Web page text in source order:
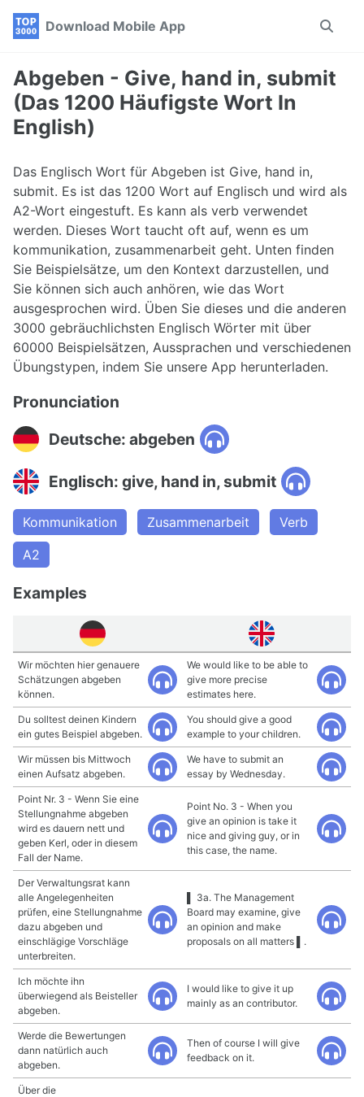
Skip
navigation
Skip
Skip
Download Mobile App
Toggle
Abgeben - Give, hand in, submit
(Das 1200 Häufigste Wort In
English)
Das Englisch Wort für Abgeben ist Give, hand in,
submit. Es ist das 1200 Wort auf Englisch und wird als
A2-Wort eingestuft. Es kann als verb verwendet
werden. Dieses Wort taucht oft auf, wenn es um
kommunikation, zusammenarbeit geht. Unten finden
Sie Beispielsätze, um den Kontext darzustellen, und
Sie können sich auch anhören, wie das Wort
ausgesprochen wird. Üben Sie dieses und die anderen
3000 gebräuchlichsten Englisch Wörter mit über
60000 Beispielsätzen, Aussprachen und verschiedenen
Übungstypen, indem Sie unsere App herunterladen.
Pronunciation
Deutsche: abgeben
Englisch: give, hand in, submit
Kommunikation Zusammenarbeit
Verb
A2
Examples
Wir möchten hier genauere
Schätzungen abgeben
können.
We would like to be able to
give more precise
estimates here.
Du solltest deinen Kindern
ein gutes Beispiel abgeben.
You should give a good
example to your children.
Wir müssen bis Mittwoch
einen Aufsatz abgeben.
We have to submit an
essay by Wednesday.
Point Nr. 3 - Wenn Sie eine
Stellungnahme abgeben
wird es dauern nett und
geben Kerl, oder in diesem
Fall der Name.
Point No. 3 - When you
give an opinion is take it
nice and giving guy, or in
this case, the name.
Der Verwaltungsrat kann
alle Angelegenheiten
prüfen, eine Stellungnahme
dazu abgeben und
einschlägige Vorschläge
unterbreiten.
▌ 3a. The Management
Board may examine, give
an opinion and make
proposals on all matters ▌.
Ich möchte ihn
überwiegend als Beisteller
abgeben.
I would like to give it up
mainly as an contributor.
Werde die Bewertungen
dann natürlich auch
abgeben.
Then of course I will give
feedback on it.
Über die